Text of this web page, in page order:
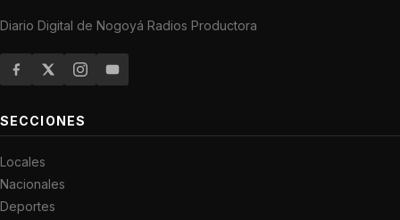
Diario Digital de Nogoyá Radios Productora
SECCIONES
Locales
Nacionales
Deportes